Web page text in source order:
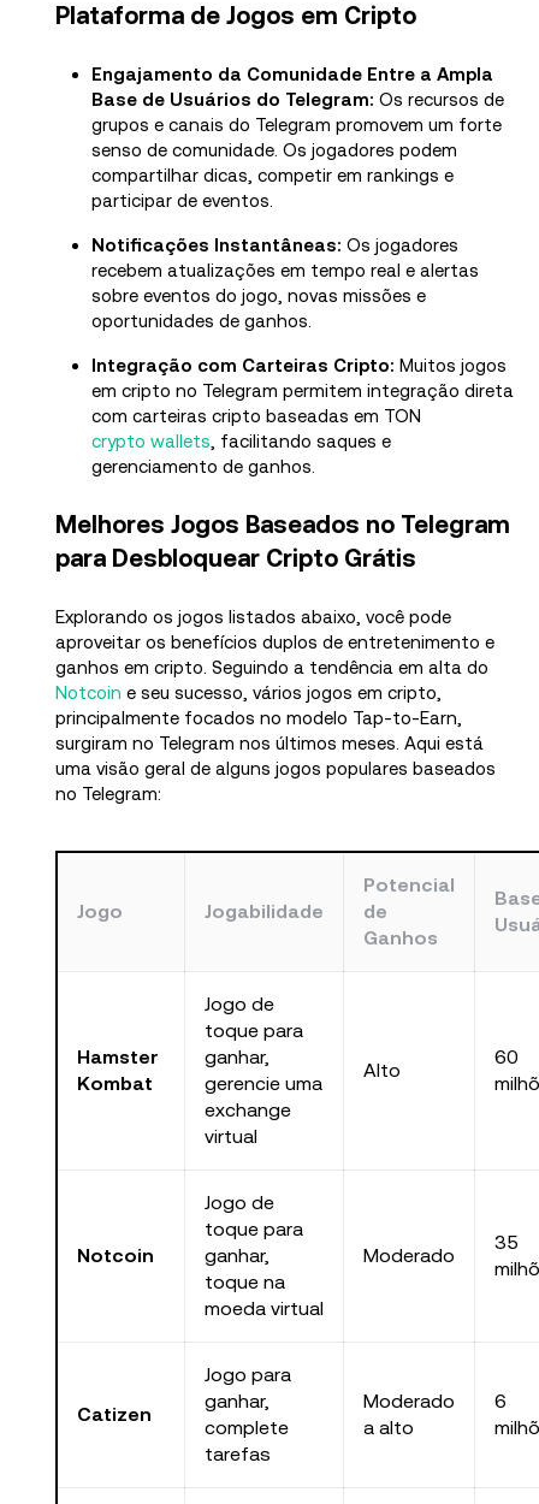
Plataforma de Jogos em Cripto
Engajamento da Comunidade Entre a Ampla
Base de Usuários do Telegram: Os recursos de
grupos e canais do Telegram promovem um forte
senso de comunidade. Os jogadores podem
compartilhar dicas, competir em rankings e
participar de eventos.
Notificações Instantâneas: Os jogadores
recebem atualizações em tempo real e alertas
sobre eventos do jogo, novas missões e
oportunidades de ganhos.
Integração com Carteiras Cripto: Muitos jogos
em cripto no Telegram permitem integração direta
com carteiras cripto baseadas em TON
crypto wallets , facilitando saques e
gerenciamento de ganhos.
Melhores Jogos Baseados no Telegram
para Desbloquear Cripto Grátis
Explorando os jogos listados abaixo, você pode
aproveitar os benefícios duplos de entretenimento e
ganhos em cripto. Seguindo a tendência em alta do
Notcoin e seu sucesso, vários jogos em cripto,
principalmente focados no modelo Tap-to-Earn,
surgiram no Telegram nos últimos meses. Aqui está
uma visão geral de alguns jogos populares baseados
no Telegram:
Jogo Jogabilidade
Potencial
de
Ganhos
Hamster
Kombat
Jogo de
toque para
ganhar,
gerencie uma
exchange
virtual
Alto
60
Notcoin
Jogo de
toque para
ganhar,
toque na
moeda virtual
Moderado
35
Catizen
Jogo para
ganhar,
complete
tarefas
Moderado
a alto
6